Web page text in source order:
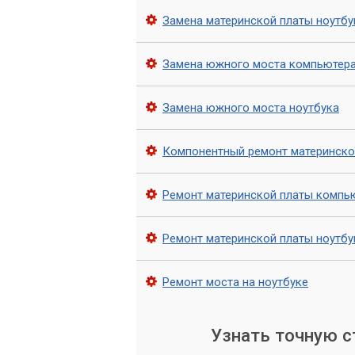
Наши техники используют
Мы также можем предоставить
после замены южного моста
Обращайтесь в сервис
Замена южного моста материнской
максимальной производительности.
этом, обеспечив быструю и
Замена материнской платы
Замена южного моста
Замена южного моста ноутбука
Компонентный ремонт
Ремонт материнской платы
Ремонт материнской платы
Ремонт моста на ноутбуке
Узнать точную